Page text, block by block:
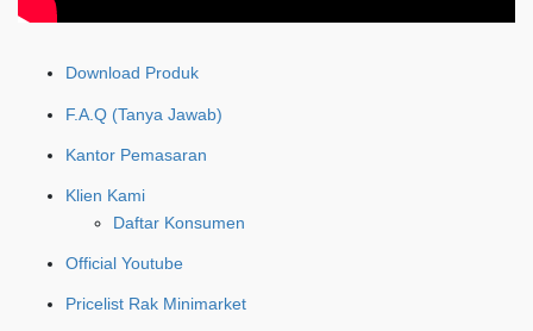
Download Produk
F.A.Q (Tanya Jawab)
Kantor Pemasaran
Klien Kami
Daftar Konsumen
Official Youtube
Pricelist Rak Minimarket